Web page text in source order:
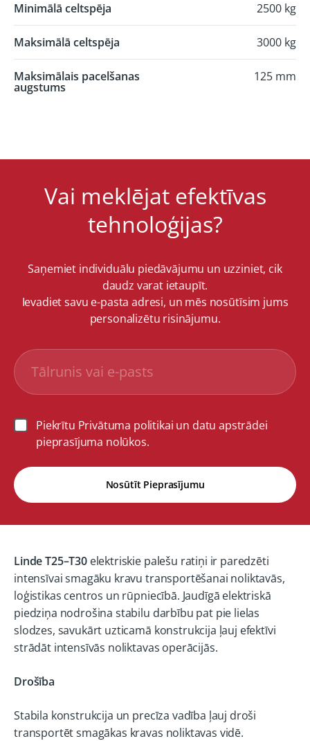
Minimālā celtspēja 2500 kg
Maksimālā celtspēja 3000 kg
Maksimālais pacelšanas
augstums
125 mm
Vai meklējat efektīvas
tehnoloģijas?
Saņemiet individuālu piedāvājumu un uzziniet, cik
daudz varat ietaupīt.
Ievadiet savu e-pasta adresi, un mēs nosūtīsim jums
personalizētu risinājumu.
Piekrītu Privātuma politikai un datu apstrādei
pieprasījuma nolūkos.
Nosūtīt Pieprasījumu
Linde T25–T30elektriskie palešu ratiņi ir paredzēti
intensīvai smagāku kravu transportēšanai noliktavās,
loģistikas centros un rūpniecībā. Jaudīgā elektriskā
piedziņa nodrošina stabilu darbību pat pie lielas
slodzes, savukārt uzticamā konstrukcija ļauj efektīvi
strādāt intensīvās noliktavas operācijās.
Drošība
Stabila konstrukcija un precīza vadība ļauj droši
transportēt smagākas kravas noliktavas vidē.